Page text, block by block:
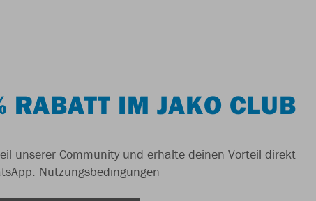
RABATT IM JAKO CLUB
unserer Community und erhalte deinen Vorteil direkt
Nutzungsbedingungen